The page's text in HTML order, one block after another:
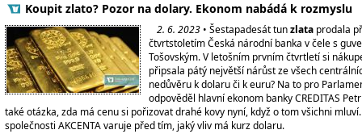
Koupit zlato? Pozor na dolary. Ekonom nabádá k rozmyslu
2. 6. 2023 • Šestapadesát tunzlata prodala
čtvrtstoletím Česká národní banka v čele s
Tošovským. V letošním prvním čtvrtletí si
připsala pátý největší nárůst ze všech
nedůvěru k dolaru či k euru? Na to pro
odpověděl hlavní ekonom banky CREDITAS
také otázka, zda má cenu si pořizovat drahé kovy nyní, když o tom všichni
společnosti AKCENTA varuje před tím, jaký vliv má kurz dolaru.